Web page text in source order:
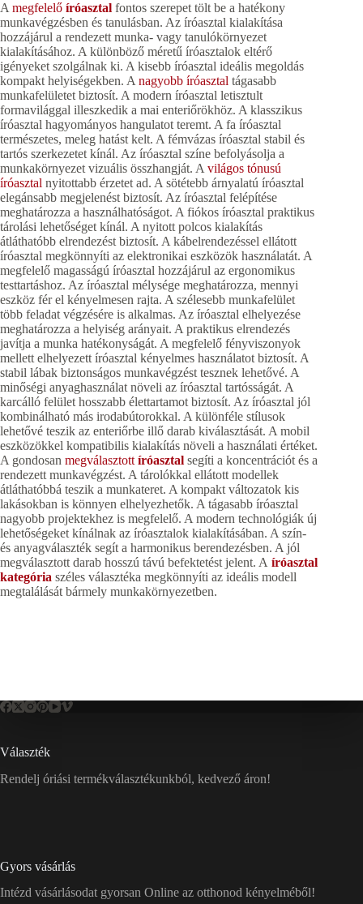
Amegfelelő íróasztal fontos szerepet tölt be a hatékony
munkavégzésben és tanulásban. Az íróasztal kialakítása
hozzájárul a rendezett munka- vagy tanulókörnyezet
kialakításához. A különböző méretű íróasztalok eltérő
igényeket szolgálnak ki. A kisebb íróasztal ideális megoldás
kompakt helyiségekben. Anagyobb íróasztal tágasabb
munkafelületet biztosít. A modern íróasztal letisztult
formavilággal illeszkedik a mai enteriőrökhöz. A klasszikus
íróasztal hagyományos hangulatot teremt. A fa íróasztal
természetes, meleg hatást kelt. A fémvázas íróasztal stabil és
tartós szerkezetet kínál. Az íróasztal színe befolyásolja a
munkakörnyezet vizuális összhangját. Avilágos tónusú
íróasztal nyitottabb érzetet ad. A sötétebb árnyalatú íróasztal
elegánsabb megjelenést biztosít. Az íróasztal felépítése
meghatározza a használhatóságot. A fiókos íróasztal praktikus
tárolási lehetőséget kínál. A nyitott polcos kialakítás
átláthatóbb elrendezést biztosít. A kábelrendezéssel ellátott
íróasztal megkönnyíti az elektronikai eszközök használatát. A
megfelelő magasságú íróasztal hozzájárul az ergonomikus
testtartáshoz. Az íróasztal mélysége meghatározza, mennyi
eszköz fér el kényelmesen rajta. A szélesebb munkafelület
több feladat végzésére is alkalmas. Az íróasztal elhelyezése
meghatározza a helyiség arányait. A praktikus elrendezés
javítja a munka hatékonyságát. A megfelelő fényviszonyok
mellett elhelyezett íróasztal kényelmes használatot biztosít. A
stabil lábak biztonságos munkavégzést tesznek lehetővé. A
minőségi anyaghasználat növeli az íróasztal tartósságát. A
karcálló felület hosszabb élettartamot biztosít. Az íróasztal jól
kombinálható más irodabútorokkal. A különféle stílusok
lehetővé teszik az enteriőrbe illő darab kiválasztását. A mobil
eszközökkel kompatibilis kialakítás növeli a használati értéket.
A gondosan megválasztottíróasztal segíti a koncentrációt és a
rendezett munkavégzést. A tárolókkal ellátott modellek
átláthatóbbá teszik a munkateret. A kompakt változatok kis
lakásokban is könnyen elhelyezhetők. A tágasabb íróasztal
nagyobb projektekhez is megfelelő. A modern technológiák új
lehetőségeket kínálnak az íróasztalok kialakításában. A szín-
és anyagválaszték segít a harmonikus berendezésben. A jól
megválasztott darab hosszú távú befektetést jelent. A íróasztal
kategória széles választéka megkönnyíti az ideális modell
megtalálását bármely munkakörnyezetben.
Választék
Rendelj óriási termékválasztékunkból, kedvező áron!
Gyors vásárlás
Intézd vásárlásodat gyorsan Online az otthonod kényelméből!